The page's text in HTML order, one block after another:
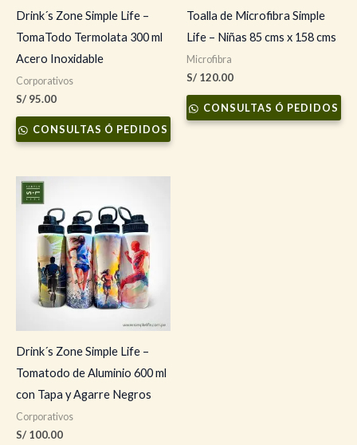
Drink´s Zone Simple Life –
TomaTodo Termolata 300 ml
Acero Inoxidable
Corporativos
S/ 95.00
CONSULTAS Ó PEDIDOS
Toalla de Microfibra Simple
Life – Niñas 85 cms x 158 cms
Microfibra
S/ 120.00
CONSULTAS Ó PEDIDOS
Drink´s Zone Simple Life –
Tomatodo de Aluminio 600 ml
con Tapa y Agarre Negros
Corporativos
S/ 100.00